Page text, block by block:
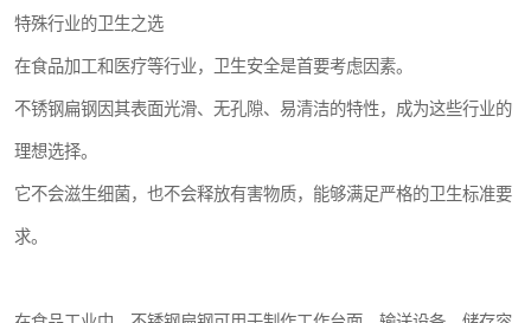
特殊行业的卫生之选
在食品加工和医疗等行业，卫生安全是首要考虑因素。
不锈钢扁钢因其表面光滑、无孔隙、易清洁的特性，成为这些行业的
理想选择。
它不会滋生细菌，也不会释放有害物质，能够满足严格的卫生标准要
求。